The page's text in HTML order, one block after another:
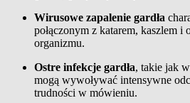
Wirusowe zapalenie gardła
połączonym z katarem, kaszlem i
organizmu.
Ostre infekcje gardła, takie jak
mogą wywoływać intensywne
trudności w mówieniu.